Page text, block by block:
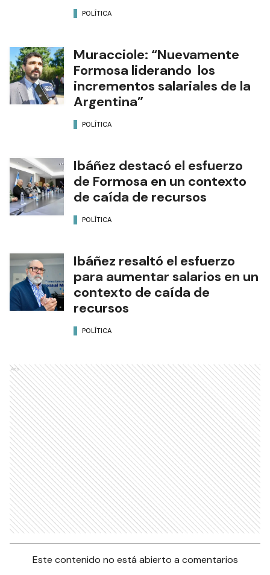
POLÍTICA
Muracciole: “Nuevamente
Formosa liderando los
incrementos salariales de la
Argentina”
POLÍTICA
Ibáñez destacó el esfuerzo
de Formosa en un contexto
de caída de recursos
POLÍTICA
Ibáñez resaltó el esfuerzo
para aumentar salarios en un
contexto de caída de
recursos
POLÍTICA
Ads
Este contenido no está abierto a comentarios